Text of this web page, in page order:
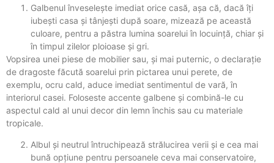
Galbenul înveselește imediat orice casă, așa că, dacă îți
iubești casa și tânjești după soare, mizează pe această
culoare, pentru a păstra lumina soarelui în locuință, chiar și
în timpul zilelor ploioase și gri.
Vopsirea unei piese de mobilier sau, și mai puternic, o declarație
de dragoste făcută soarelui prin pictarea unui perete, de
exemplu, ocru cald, aduce imediat sentimentul de vară, în
interiorul casei. Foloseste accente galbene și combină-le cu
aspectul cald al unui decor din lemn închis sau cu materiale
tropicale.
Albul și neutrul întruchipează strălucirea verii și e cea mai
bună opțiune pentru persoanele ceva mai conservatoire,